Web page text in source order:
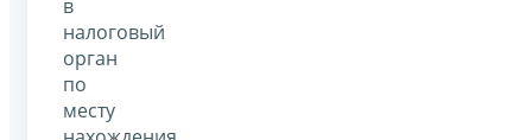
в
налоговый
орган
по
месту